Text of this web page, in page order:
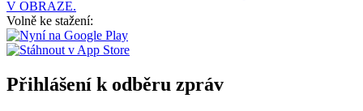
V OBRAZE.
Volně ke stažení:
Přihlášení k odběru zpráv